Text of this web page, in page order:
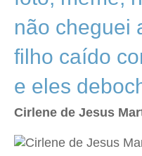
não cheguei
filho caído
e eles
Cirlene de Jesus